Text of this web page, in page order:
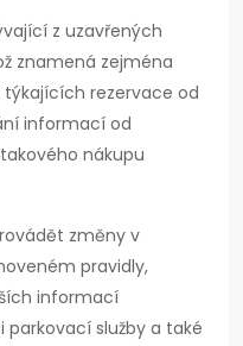
z uzavřených
znamená zejména
rezervace od
informací od
nákupu
změny v
pravidly,
informací
služby a také